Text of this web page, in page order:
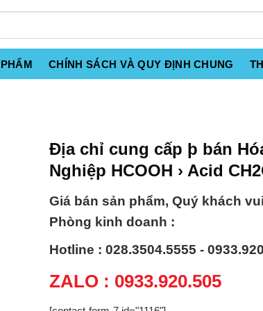
CHÍNH SÁCH VÀ QUY ĐỊNH CHUNG
Địa chỉ cung cấp þ bán
Nghiệp HCOOH › Acid
Giá bán sản phẩm, Quý khách
Phòng kinh doanh :
Hotline : 028.3504.5555 -
ZALO : 0933.920.505